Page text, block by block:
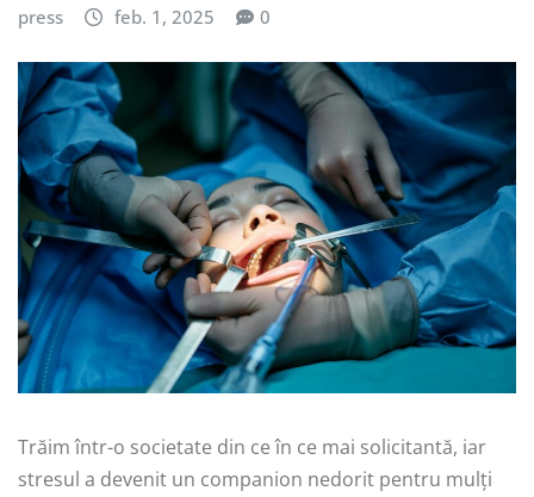
press feb. 1, 2025 0
Trăim într-o societate din ce în ce mai solicitantă, iar
stresul a devenit un companion nedorit pentru mulți